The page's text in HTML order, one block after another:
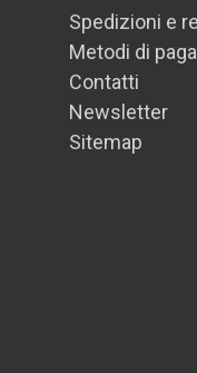
Spedizioni e
Metodi di
Contatti
Newsletter
Sitemap